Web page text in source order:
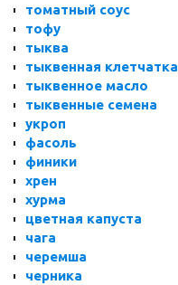
томатный соус
тофу
тыква
тыквенная клетчатка
тыквенное масло
тыквенные семена
укроп
фасоль
финики
хрен
хурма
цветная капуста
чага
черемша
черника